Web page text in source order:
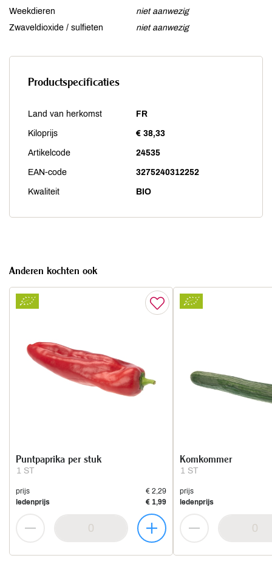
Weekdieren
niet aanwezig
Zwaveldioxide / sulfieten
niet aanwezig
Productspecificaties
Land van herkomst FR
Kiloprijs € 38,33
Artikelcode 24535
EAN-code 3275240312252
Kwaliteit BIO
Anderen kochten ook
1 ST
Puntpaprika per stuk
prijs
€ 2,29
ledenprijs
€ 1,99
1 ST
Komkommer
prijs
ledenprijs